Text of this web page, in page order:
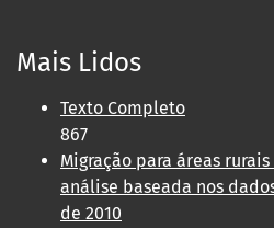
Mais Lidos
Texto Completo
867
Migração para áreas
análise baseada nos
de 2010